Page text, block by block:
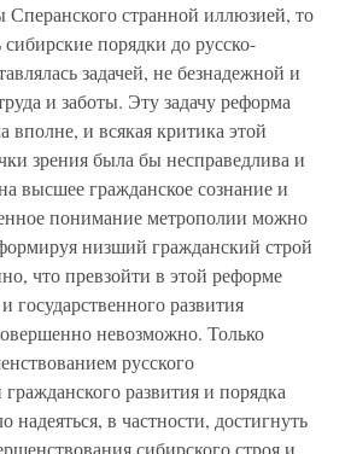
странной иллюзией, то
порядки до русско-
задачей, не безнадежной и
и заботы. Эту задачу реформа
вполне, и всякая критика этой
зрения была бы несправедлива и
высшее гражданское сознание и
понимание метрополии можно
низший гражданский строй
что превзойти в этой реформе
государственного развития
невозможно. Только
русского
гражданского развития и порядка
в частности, достигнуть
сибирского строя и